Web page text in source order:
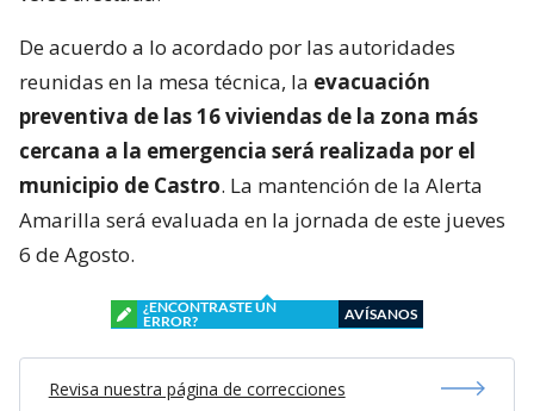
De acuerdo a lo acordado por las autoridades
reunidas en la mesa técnica, la evacuación
preventiva de las 16 viviendas de la zona más
cercana a la emergencia será realizada por el
municipio de Castro. La mantención de la Alerta
Amarilla será evaluada en la jornada de este jueves
6 de Agosto.
¿ENCONTRASTE UN
ERROR?
AVÍSANOS
Revisa nuestra página de correcciones